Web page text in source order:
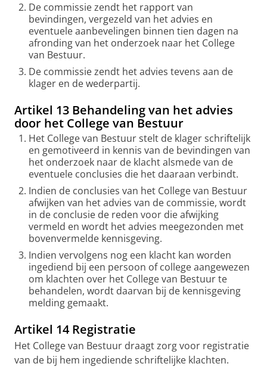
De commissie zendt het rapport van
bevindingen, vergezeld van het advies en
eventuele aanbevelingen binnen tien dagen na
afronding van het onderzoek naar het College
van Bestuur.
De commissie zendt het advies tevens aan de
klager en de wederpartij.
Artikel 13 Behandeling van het advies
door het College van Bestuur
Het College van Bestuur stelt de klager schriftelijk
en gemotiveerd in kennis van de bevindingen van
het onderzoek naar de klacht alsmede van de
eventuele conclusies die het daaraan verbindt.
Indien de conclusies van het College van Bestuur
afwijken van het advies van de commissie, wordt
in de conclusie de reden voor die afwijking
vermeld en wordt het advies meegezonden met
bovenvermelde kennisgeving.
Indien vervolgens nog een klacht kan worden
ingediend bij een persoon of college aangewezen
om klachten over het College van Bestuur te
behandelen, wordt daarvan bij de kennisgeving
melding gemaakt.
Artikel 14 Registratie
Het College van Bestuur draagt zorg voor registratie
van de bij hem ingediende schriftelijke klachten.